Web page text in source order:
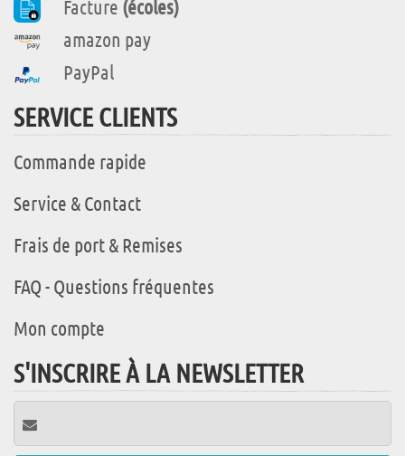
Facture (écoles)
amazon pay
PayPal
SERVICE CLIENTS
Commande rapide
Service & Contact
Frais de port & Remises
FAQ - Questions fréquentes
Mon compte
S'INSCRIRE À LA NEWSLETTER